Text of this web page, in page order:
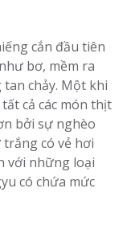
cắn đầu tiên
bơ, mềm ra
chảy. Một khi
cả các món thịt
bởi sự nghèo
có vẻ hơi
với những loại
có chứa mức